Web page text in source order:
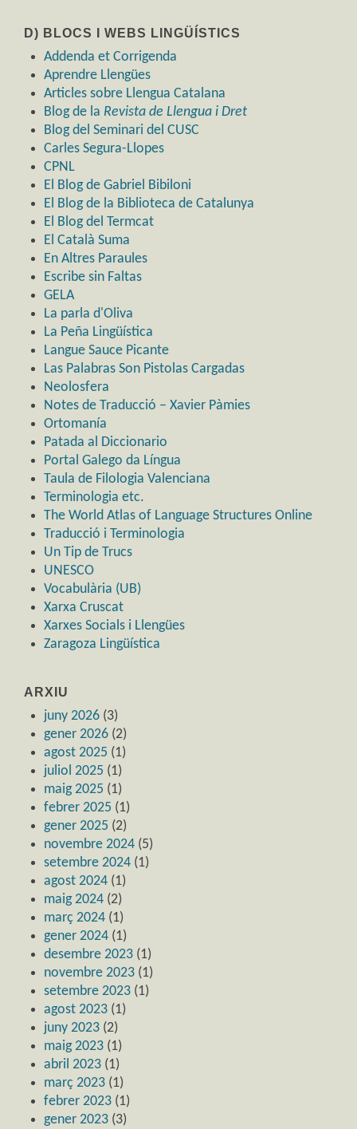
D) BLOCS I WEBS LINGÜÍSTICS
Addenda et Corrigenda
Aprendre Llengües
Articles sobre Llengua Catalana
Blog de la Revista de Llengua i Dret
Blog del Seminari del CUSC
Carles Segura-Llopes
CPNL
El Blog de Gabriel Bibiloni
El Blog de la Biblioteca de Catalunya
El Blog del Termcat
El Català Suma
En Altres Paraules
Escribe sin Faltas
GELA
La parla d'Oliva
La Peña Lingüística
Langue Sauce Picante
Las Palabras Son Pistolas Cargadas
Neolosfera
Notes de Traducció – Xavier Pàmies
Ortomanía
Patada al Diccionario
Portal Galego da Língua
Taula de Filologia Valenciana
Terminologia etc.
The World Atlas of Language Structures Online
Traducció i Terminologia
Un Tip de Trucs
UNESCO
Vocabulària (UB)
Xarxa Cruscat
Xarxes Socials i Llengües
Zaragoza Lingüística
ARXIU
juny 2026 (3)
gener 2026 (2)
agost 2025 (1)
juliol 2025 (1)
maig 2025 (1)
febrer 2025 (1)
gener 2025 (2)
novembre 2024 (5)
setembre 2024 (1)
agost 2024 (1)
maig 2024 (2)
març 2024 (1)
gener 2024 (1)
desembre 2023 (1)
novembre 2023 (1)
setembre 2023 (1)
agost 2023 (1)
juny 2023 (2)
maig 2023 (1)
abril 2023 (1)
març 2023 (1)
febrer 2023 (1)
gener 2023 (3)